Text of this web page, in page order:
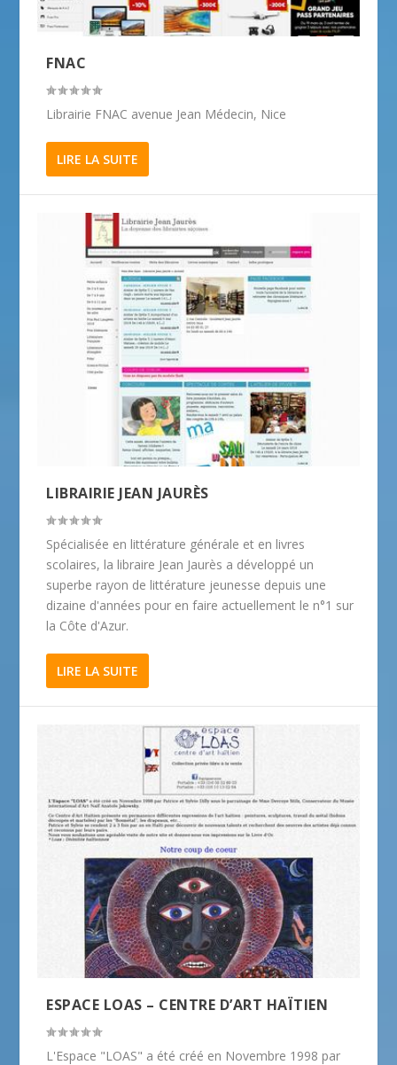
FNAC
Librairie FNAC avenue Jean Médecin, Nice
LIRE LA SUITE
LIBRAIRIE JEAN JAURÈS
Spécialisée en littérature générale et en livres
scolaires, la libraire Jean Jaurès a développé un
superbe rayon de littérature jeunesse depuis une
dizaine d'années pour en faire actuellement le n°1 sur
la Côte d'Azur.
LIRE LA SUITE
ESPACE LOAS – CENTRE D’ART HAÏTIEN
L'Espace "LOAS" a été créé en Novembre 1998 par